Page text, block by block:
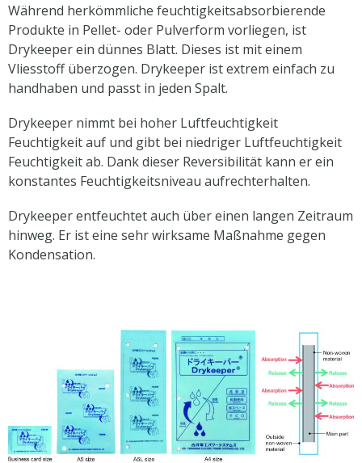
Während herkömmliche feuchtigkeitsabsorbierende
Produkte in Pellet- oder Pulverform vorliegen, ist
Drykeeper ein dünnes Blatt. Dieses ist mit einem
Vliesstoff überzogen. Drykeeper ist extrem einfach zu
handhaben und passt in jeden Spalt.
Drykeeper nimmt bei hoher Luftfeuchtigkeit
Feuchtigkeit auf und gibt bei niedriger Luftfeuchtigkeit
Feuchtigkeit ab. Dank dieser Reversibilität kann er ein
konstantes Feuchtigkeitsniveau aufrechterhalten.
Drykeeper entfeuchtet auch über einen langen Zeitraum
hinweg. Er ist eine sehr wirksame Maßnahme gegen
Kondensation.